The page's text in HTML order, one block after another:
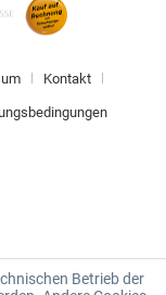
Kontakt
Betrieb der